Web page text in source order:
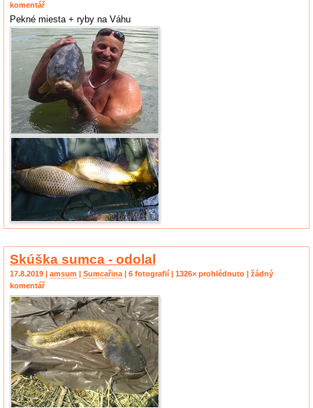
komentář
Pekné miesta + ryby na Váhu
Skúška sumca - odolal
17.8.2019 | amsum | Sumcařina | 6 fotografií | 1326× prohlédnuto | žádný
komentář